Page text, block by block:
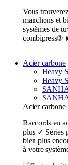
Vous
manchons et
systèmes de
combipress®
Acier carbone
Heavy
Heavy
Acier carbone
Raccords en
plus ✓ Séries
bien plus
à votre